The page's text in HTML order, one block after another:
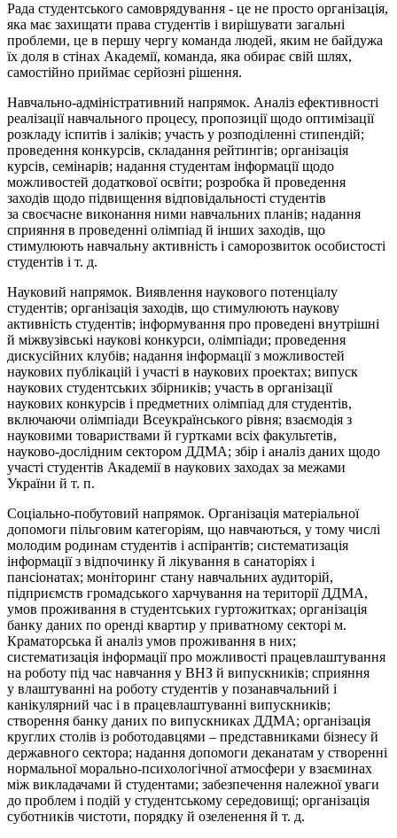
Рада студентського самоврядування - це не просто організація,
яка має захищати права студентів і вирішувати загальні
проблеми, це в першу чергу команда людей, яким не байдужа
їх доля в стінах Академії, команда, яка обирає свій шлях,
самостійно приймає серйозні рішення.
Навчально-адміністративний напрямок. Аналіз ефективності
реалізації навчального процесу, пропозиції щодо оптимізації
розкладу іспитів і заліків; участь у розподіленні стипендій;
проведення конкурсів, складання рейтингів; організація
курсів, семінарів; надання студентам інформації щодо
можливостей додаткової освіти; розробка й проведення
заходів щодо підвищення відповідальності студентів
за своєчасне виконання ними навчальних планів; надання
сприяння в проведенні олімпіад й інших заходів, що
стимулюють навчальну активність і саморозвиток особистості
студентів і т. д.
Науковий напрямок. Виявлення наукового потенціалу
студентів; організація заходів, що стимулюють наукову
активність студентів; інформування про проведені внутрішні
й міжвузівські наукові конкурси, олімпіади; проведення
дискусійних клубів; надання інформації з можливостей
наукових публікацій і участі в наукових проектах; випуск
наукових студентських збірників; участь в організації
наукових конкурсів і предметних олімпіад для студентів,
включаючи олімпіади Всеукраїнського рівня; взаємодія з
науковими товариствами й гуртками всіх факультетів,
науково-дослідним сектором ДДМА; збір і аналіз даних щодо
участі студентів Академії в наукових заходах за межами
України й т. п.
Соціально-побутовий напрямок. Організація матеріальної
допомоги пільговим категоріям, що навчаються, у тому числі
молодим родинам студентів і аспірантів; систематизація
інформації з відпочинку й лікування в санаторіях і
пансіонатах; моніторинг стану навчальних аудиторій,
підприємств громадського харчування на території ДДМА,
умов проживання в студентських гуртожитках; організація
банку даних по оренді квартир у приватному секторі м.
Краматорська й аналіз умов проживання в них;
систематизація інформації про можливості працевлаштування
на роботу під час навчання у ВНЗ й випускників; сприяння
у влаштуванні на роботу студентів у позанавчальний і
канікулярний час і в працевлаштуванні випускників;
створення банку даних по випускниках ДДМА; організація
круглих столів із роботодавцями – представниками бізнесу й
державного сектора; надання допомоги деканатам у створенні
нормальної морально-психологічної атмосфери у взаєминах
між викладачами й студентами; забезпечення належної уваги
до проблем і подій у студентському середовищі; організація
суботників чистоти, порядку й озеленення й т. д.